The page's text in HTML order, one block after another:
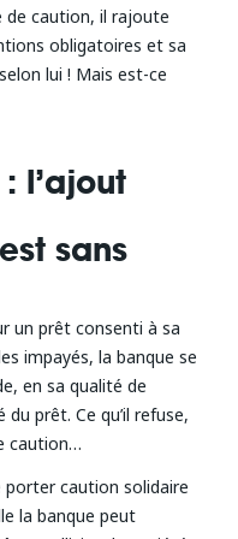
de caution, il rajoute
obligatoires et sa
lui ! Mais est-ce
l’ajout
sans
un prêt consenti à sa
impayés, la banque se
en sa qualité de
prêt. Ce qu’il refuse,
caution…
porter caution solidaire
la banque peut